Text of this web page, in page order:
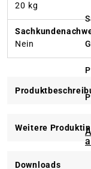
20 kg
Nein
Weitere
Downloads